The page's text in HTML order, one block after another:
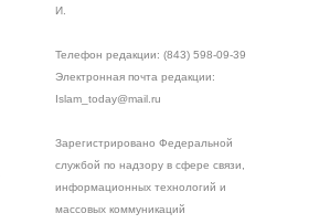
И.
Телефон редакции: (843) 598-09-39
Электронная почта редакции:
Islam_today@mail.ru
Зарегистрировано Федеральной
службой по надзору в сфере связи,
информационных технологий и
массовых коммуникаций